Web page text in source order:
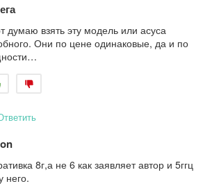
думаю взять эту модель или асуса
Они по цене одинаковые, да и по
8г,а не 6 как заявляет автор и 5ггц
него.